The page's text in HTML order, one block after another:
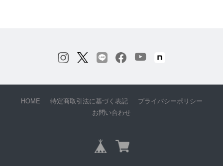
HOME 特定商取引法に基づく表記
プライバシーポリシー
お問い合わせ